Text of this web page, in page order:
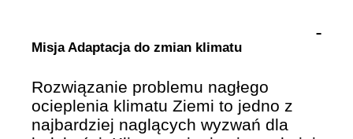
Misja Adaptacja do zmian klimatu
Rozwiązanie problemu nagłego
ocieplenia klimatu Ziemi to jedno z
najbardziej naglących wyzwań dla